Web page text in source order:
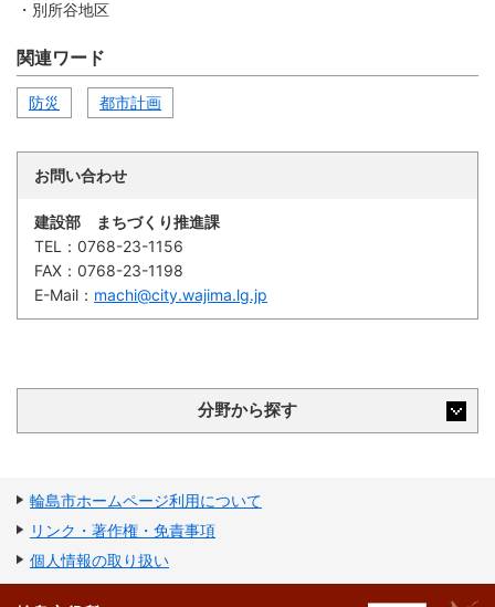
行政
農業委員会
選挙
防災
・別所谷地区
関連ワード
防災 都市計画
お問い合わせ
建設部 まちづくり推進課
TEL： 0768-23-1156
FAX： 0768-23-1198
E-Mail： machi@city.wajima.lg.jp
分野から探す
輪島市ホームページ利用について
リンク・著作権・免責事項
個人情報の取り扱い